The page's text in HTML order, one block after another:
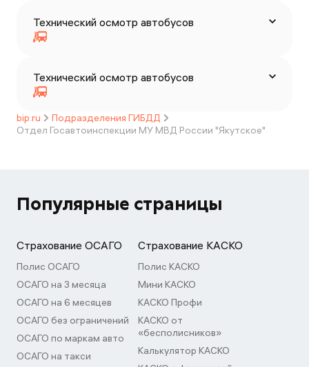
Технический осмотр автобусов
Технический осмотр автобусов
bip.ru
Подразделения ГИБДД
Отдел Госавтоинспекции МУ МВД России "Якутское"
Популярные страницы
Страхование ОСАГО
Полис ОСАГО
ОСАГО на 3 месяца
ОСАГО на 6 месяцев
ОСАГО без ограничений
ОСАГО по маркам авто
ОСАГО на такси
Страхование КАСКО
Полис КАСКО
Мини КАСКО
КАСКО Профи
КАСКО от
«бесполисников»
Калькулятор КАСКО